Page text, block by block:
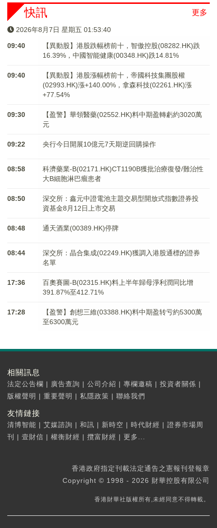
更多
快訊
2026年8月7日 星期五 01:53:40
09:40
【異動股】港股跌幅榜前十，智傲控股(08282.HK)跌
16.39%，中國智能健康(00348.HK)跌14.81%
09:40
【異動股】港股漲幅榜前十，帝國科技集團股權
(02993.HK)漲+140.00%，拿森科技(02261.HK)漲
+77.54%
09:30
【盈警】華領醫藥(02552.HK)料中期盈轉虧約3020萬
元
09:22 央行今日開展10億元7天期逆回購操作
08:58
科濟藥業-B(02171.HK)CT1190B獲批治療復發/難治性
大B細胞淋巴瘤患者
08:50
深交所：鑫元中證電池主題交易型開放式指數證券投
資基金8月12日上市交易
08:48 通天酒業(00389.HK)停牌
08:44
深交所：晶合集成(02249.HK)獲調入港股通標的證券
名單
17:36
百奧賽圖-B(02315.HK)料上半年歸母淨利潤同比增
391.87%至412.71%
17:28
【盈警】創想三維(03388.HK)料中期盈转亏約5300萬
至6300萬元
相關訊息
法定公告欄 | 廣告查詢 | 公司介紹 | 專欄邀稿 | 投資者關係 |
版權聲明 | 重要聲明 | 私隱政策 | 聯絡我們
友情鏈接
清博智能 | 艾媒諮詢 | 和訊 | 新時空 | 時代財經 | 證券市場周
刊
| 壹財信 | 權衡財經 | 攬富財經 | 更多...
香港政府指定刊載法定通告之憲報刊登報章
Copyright © 1998 - 2026 財華控股有限公司
香港財華社版權所有,未經同意不得轉載。